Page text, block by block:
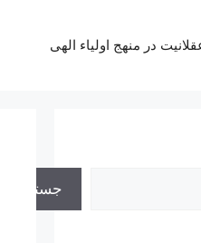
در منهج اولیاء الهی
جستجو